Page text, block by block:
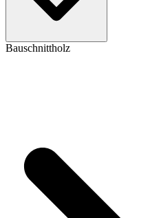
Bauschnittholz